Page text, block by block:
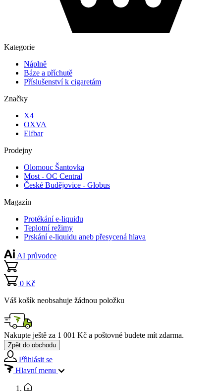
Kategorie
Náplně
Báze a příchutě
Příslušenství k cigaretám
Značky
X4
OXVA
Elfbar
Prodejny
Olomouc Šantovka
Most - OC Central
České Budějovice - Globus
Magazín
Protékání e-liquidu
Teplotní režimy
Prskání e-liquidu aneb přesycená hlava
AI průvodce
0 Kč
Váš košík neobsahuje žádnou položku
Nakupte ještě za 1 001 Kč a poštovné budete mít zdarma.
Zpět do obchodu
Přihlásit se
Hlavní menu